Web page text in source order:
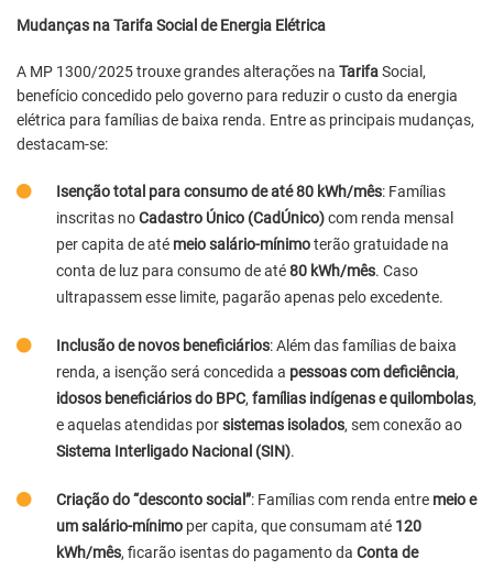
Mudanças na Tarifa Social de Energia Elétrica
A MP 1300/2025 trouxe grandes alterações na TarifaSocial,
benefício concedido pelo governo para reduzir o custo da energia
elétrica para famílias de baixa renda. Entre as principais mudanças,
destacam-se:
Isenção total para consumo de até 80 kWh/mês: Famílias
inscritas noCadastro Único (CadÚnico)com renda mensal
per capita de até meio salário-mínimoterão gratuidade na
conta de luz para consumo de até80 kWh/mês. Caso
ultrapassem esse limite, pagarão apenas pelo excedente.
Inclusão de novos beneficiários: Além das famílias de baixa
renda, a isenção será concedida a pessoas com deficiência,
idosos beneficiários do BPC, famílias indígenas e quilombolas,
e aquelas atendidas porsistemas isolados, sem conexão ao
Sistema Interligado Nacional (SIN).
Criação do “desconto social”: Famílias com renda entre meio e
um salário-mínimo per capita, que consumam até 120
kWh/mês, ficarão isentas do pagamento da Conta de